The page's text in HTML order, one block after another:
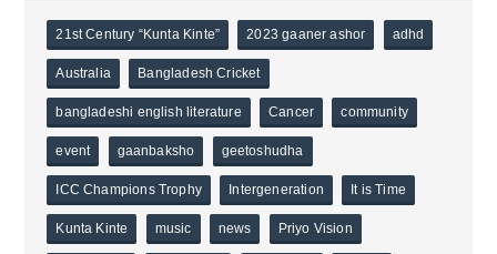
21st Century “Kunta Kinte” 2023 gaaner ashor adhd
Australia Bangladesh Cricket
bangladeshi english literature Cancer community
event gaanbaksho geetoshudha
ICC Champions Trophy Intergeneration It is Time
Kunta Kinte music news Priyo Vision